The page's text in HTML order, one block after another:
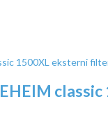
EHEIM